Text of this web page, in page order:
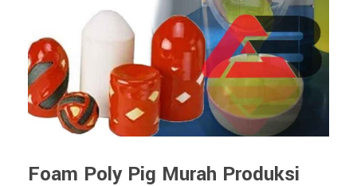
Foam Poly Pig Murah Produksi